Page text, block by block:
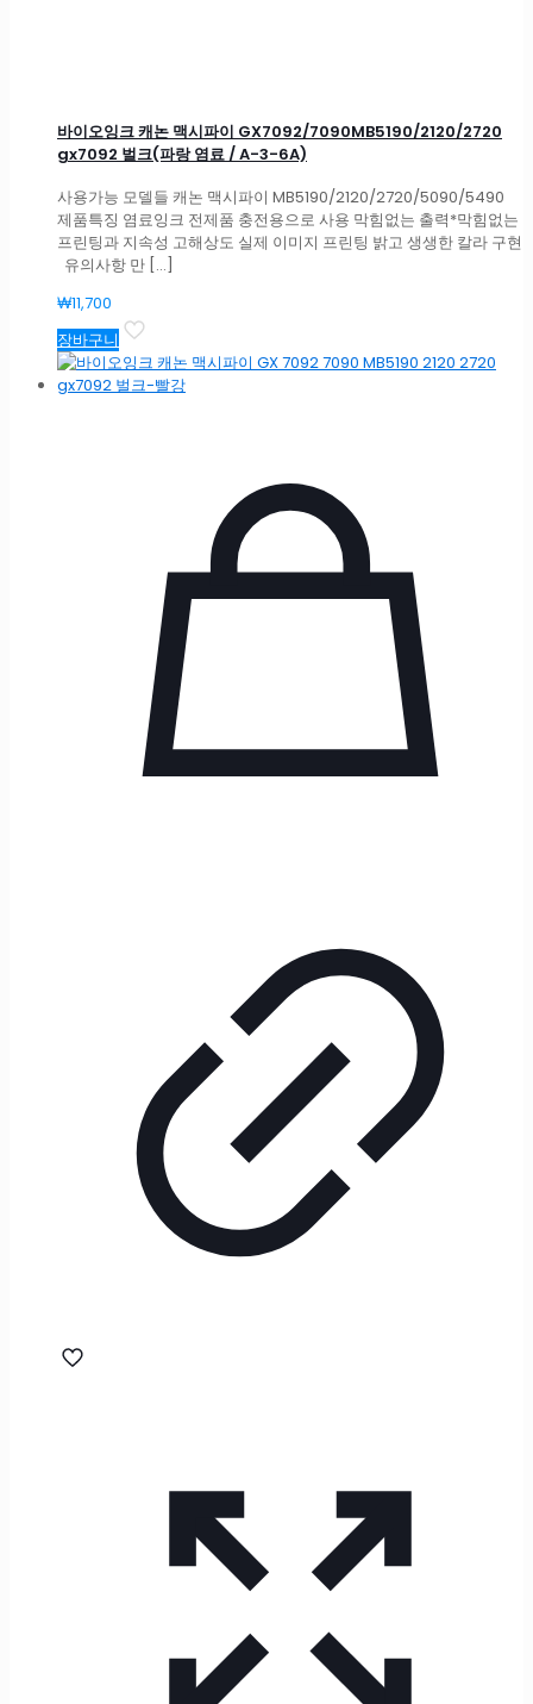
바이오잉크 캐논 맥시파이 GX7092/7090MB5190/2120/2720
gx7092 벌크(파랑 염료 / A-3-6A)
사용가능 모델들 캐논 맥시파이 MB5190/2120/2720/5090/5490
제품특징 염료잉크 전제품 충전용으로 사용 막힘없는 출력*막힘없는
프린팅과 지속성 고해상도 실제 이미지 프린팅 밝고 생생한 칼라 구현
유의사항 만 […]
₩11,700
장바구니